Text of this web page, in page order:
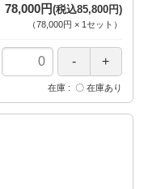
78,000円(税込85,800円)
（78,000円 × 1セット ）
在庫 〇 在庫あり